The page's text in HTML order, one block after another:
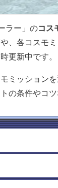
ラー」のコス
、各コスモ
更新中です。
ミッション
の条件やコツ